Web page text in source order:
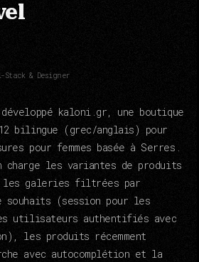
Stack & Designer
développé kaloni.gr, une boutique
12 bilingue (grec/anglais) pour
pour femmes basée à Serres.
charge les variantes de produits
galeries filtrées par
(session pour les
utilisateurs authentifiés avec
les produits récemment
avec autocomplétion et la